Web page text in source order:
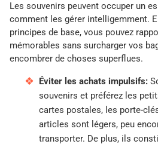
Les souvenirs peuvent occuper un
comment les gérer intelligemment.
principes de base, vous pouvez
mémorables sans surcharger vos
encombrer de choses superflues.
Éviter les achats impulsifs:
souvenirs et préférez les
cartes postales, les porte-
articles sont légers, peu
transporter. De plus, ils